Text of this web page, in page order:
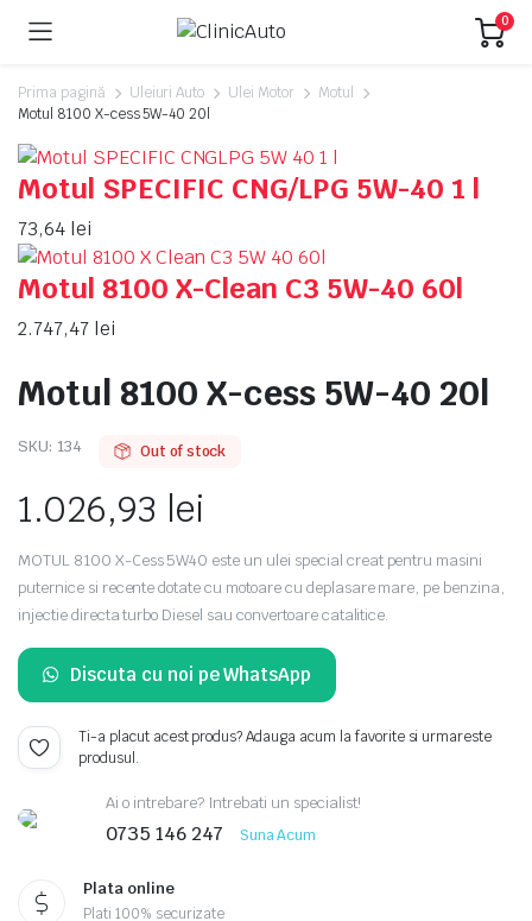
0
Prima pagină Uleiuri Auto Ulei Motor
Motul
Motul 8100 X-cess 5W-40 20l
Motul SPECIFIC CNG/LPG 5W-40 1 l
73,64 lei
Motul 8100 X-Clean C3 5W-40 60l
2.747,47 lei
Motul 8100 X-cess 5W-40 20l
SKU: 134 Out of stock
1.026,93 lei
MOTUL 8100 X-Cess 5W40 este un ulei special creat pentru masini
puternice si recente dotate cu motoare cu deplasare mare, pe benzina,
injectie directa turbo Diesel sau convertoare catalitice.
Discuta cu noi pe WhatsApp
Ti-a placut acest produs? Adauga acum la favorite si urmareste
produsul.
Ai o intrebare? Intrebati un specialist!
0735 146 247 Suna Acum
Plata online
Plati 100% securizate